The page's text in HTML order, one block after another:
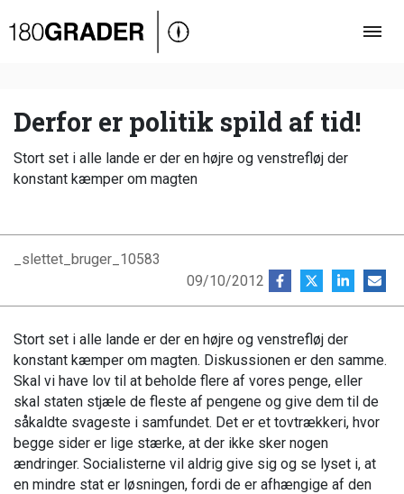
Oversigt
Debat
Video
Derfor er politik spild af tid!
Stort set i alle lande er der en højre og venstrefløj der
konstant kæmper om magten
_slettet_bruger_10583
09/10/2012
Stort set i alle lande er der en højre og venstrefløj der
konstant kæmper om magten. Diskussionen er den samme.
Skal vi have lov til at beholde flere af vores penge, eller
skal staten stjæle de fleste af pengene og give dem til de
såkaldte svageste i samfundet. Det er et tovtrækkeri, hvor
begge sider er lige stærke, at der ikke sker nogen
ændringer. Socialisterne vil aldrig give sig og se lyset i, at
en mindre stat er løsningen, fordi de er afhængige af den